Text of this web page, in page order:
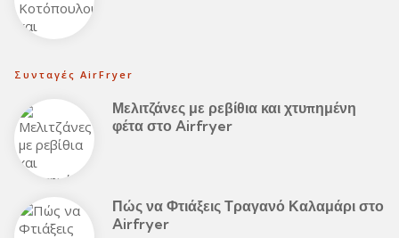
Συνταγές AirFryer
Μελιτζάνες με ρεβίθια και χτυπημένη
φέτα στο Airfryer
Πώς να Φτιάξεις Τραγανό Καλαμάρι στο
Airfryer